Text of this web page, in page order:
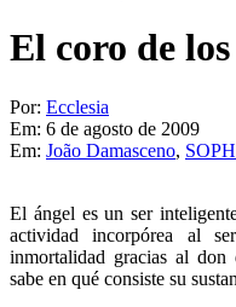
El coro de los
Por: Ecclesia
Em: 6 de agosto de 2009
Em: João Damasceno,
El ángel es un ser
actividad incorpórea al
inmortalidad gracias al
sabe en qué consiste su